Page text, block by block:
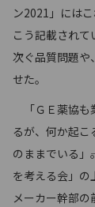
ン2021」には
こう記載され
次ぐ品質問題や
せた。
「ＧＥ薬協も
るが、何か起こ
のままでいる」
を考える会」の
メーカー幹部